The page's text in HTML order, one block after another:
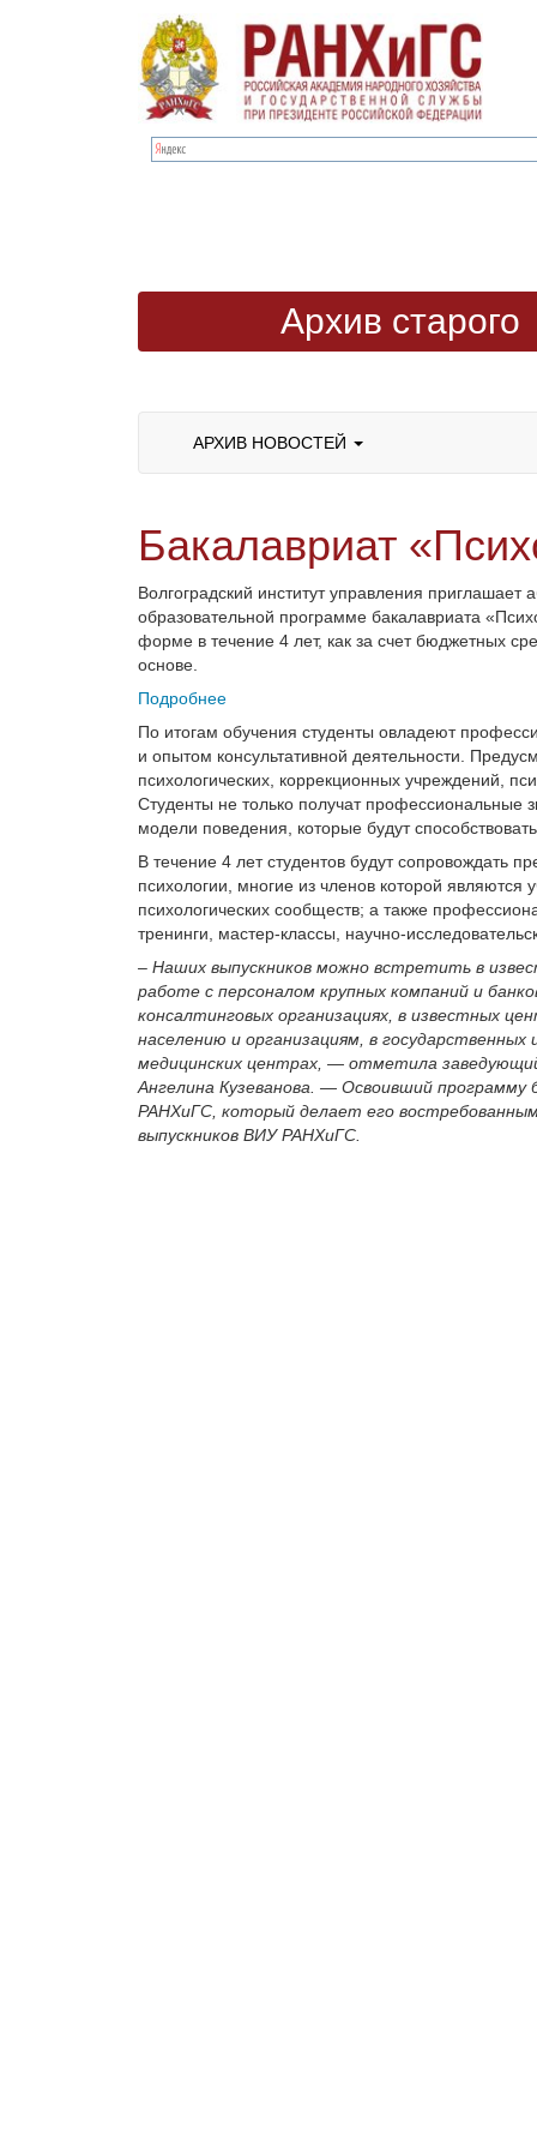
Архив старого
АРХИВ НОВОСТЕЙ
Бакалавриат
Волгоградский институт управления приглашает
образовательной программе бакалавриата
форме в течение 4 лет, как за счет бюджетных
основе.
Подробнее
По итогам обучения студенты овладеют
и опытом консультативной деятельности.
психологических, коррекционных учреждений,
Студенты не только получат профессиональные
модели поведения, которые будут
В течение 4 лет студентов будут сопровождать
психологии, многие из членов которой
психологических сообществ; а также
тренинги, мастер-классы, научно-
– Наших выпускников можно встретить в
работе с персоналом крупных компаний и
консалтинговых организациях, в известных
населению и организациям, в
медицинских центрах, — отметила
Ангелина Кузеванова. — Освоивший программу
РАНХиГС, который делает его
выпускников ВИУ РАНХиГС.